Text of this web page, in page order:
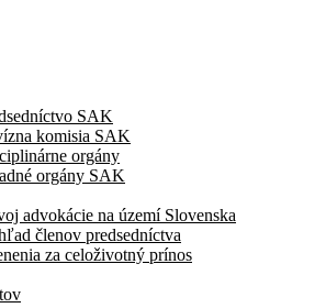
SAK
komisia SAK
orgány
orgány SAK
advokácie na území Slovenska
členov predsedníctva
za celoživotný prínos